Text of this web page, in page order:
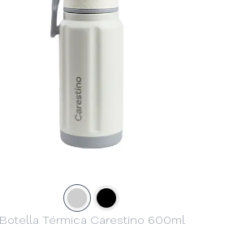
Slide 1
Slide
Botella Térmica Carestino 600ml